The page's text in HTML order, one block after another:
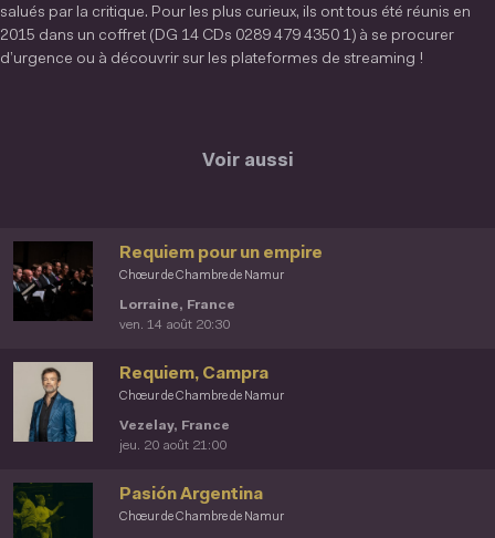
salués par la critique. Pour les plus curieux, ils ont tous été réunis en
2015 dans un coffret (DG 14 CDs 0289 479 4350 1) à se procurer
d’urgence ou à découvrir sur les plateformes de streaming !
Voir aussi
Chœur de Chambre de Namur
Requiem pour un empire
Lorraine, France
ven. 14 août 20:30
Chœur de Chambre de Namur
Requiem, Campra
Vezelay, France
jeu. 20 août 21:00
Chœur de Chambre de Namur
Pasión Argentina